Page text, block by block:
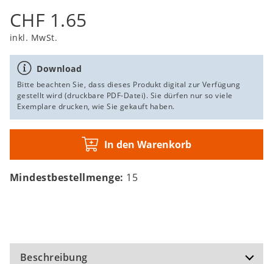
CHF 1.65
inkl. MwSt.
Download
Bitte beachten Sie, dass dieses Produkt digital zur Verfügung
gestellt wird (druckbare PDF-Datei). Sie dürfen nur so viele
Exemplare drucken, wie Sie gekauft haben.
In den Warenkorb
Mindestbestellmenge: 15
Beschreibung